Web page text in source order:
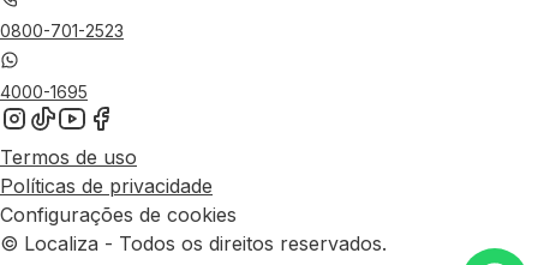
0800-701-2523
4000-1695
Termos de uso
Políticas de privacidade
Configurações de cookies
© Localiza - Todos os direitos reservados.